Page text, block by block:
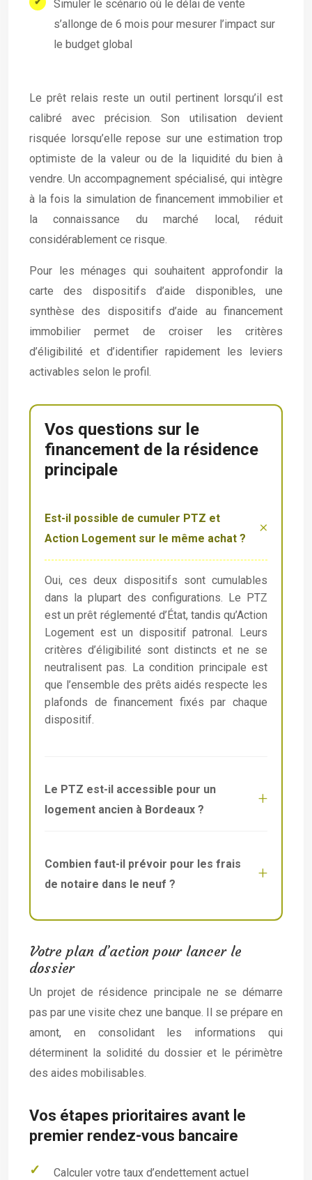
Simuler le scénario où le délai de vente
s’allonge de 6 mois pour mesurer l’impact sur
le budget global
Le prêt relais reste un outil pertinent lorsqu’il est
calibré avec précision. Son utilisation devient
risquée lorsqu’elle repose sur une estimation trop
optimiste de la valeur ou de la liquidité du bien à
vendre. Un accompagnement spécialisé, qui intègre
à la fois la simulation de financement immobilier et
la connaissance du marché local, réduit
considérablement ce risque.
Pour les ménages qui souhaitent approfondir la
carte des dispositifs d’aide disponibles, une
synthèse des dispositifs d’aide au financement
immobilier permet de croiser les critères
d’éligibilité et d’identifier rapidement les leviers
activables selon le profil.
Vos questions sur le
financement de la résidence
principale
Est-il possible de cumuler PTZ et
Action Logement sur le même achat ?
Oui, ces deux dispositifs sont cumulables
dans la plupart des configurations. Le PTZ
est un prêt réglementé d’État, tandis qu’Action
Logement est un dispositif patronal. Leurs
critères d’éligibilité sont distincts et ne se
neutralisent pas. La condition principale est
que l’ensemble des prêts aidés respecte les
plafonds de financement fixés par chaque
dispositif.
Le PTZ est-il accessible pour un
logement ancien à Bordeaux ?
Combien faut-il prévoir pour les frais
de notaire dans le neuf ?
Votre plan d’action pour lancer le
dossier
Un projet de résidence principale ne se démarre
pas par une visite chez une banque. Il se prépare en
amont, en consolidant les informations qui
déterminent la solidité du dossier et le périmètre
des aides mobilisables.
Vos étapes prioritaires avant le
premier rendez-vous bancaire
Calculer votre taux d’endettement actuel